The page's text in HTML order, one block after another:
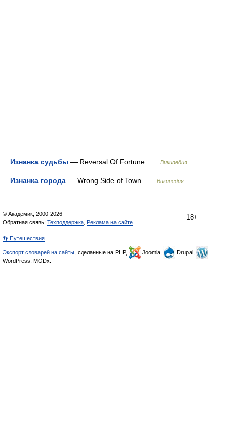
Изнанка судьбы — Reversal Of Fortune … Википедия
Изнанка города — Wrong Side of Town … Википедия
18+
© Академик, 2000-2026
Обратная связь: Техподдержка Реклама на сайте
👣 Путешествия
Экспорт словарей на сайты , сделанные на PHP, Joomla,
Drupal,
WordPress, MODx.